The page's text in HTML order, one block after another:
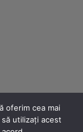
ȘI CONDIȚII
ANPC – SAL
oferim cea mai
utilizați acest